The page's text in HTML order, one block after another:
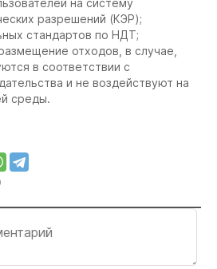
на систему
разрешений (КЭР);
стандартов по НДТ;
отходов, в случае,
в соответствии с
и не воздействуют на
среды.